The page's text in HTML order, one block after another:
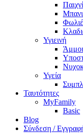
Υγιεινή
Άμμοι
Υγεία
Ταυτότητες
MyFamily
Basic
Blog
Σύνδεση /